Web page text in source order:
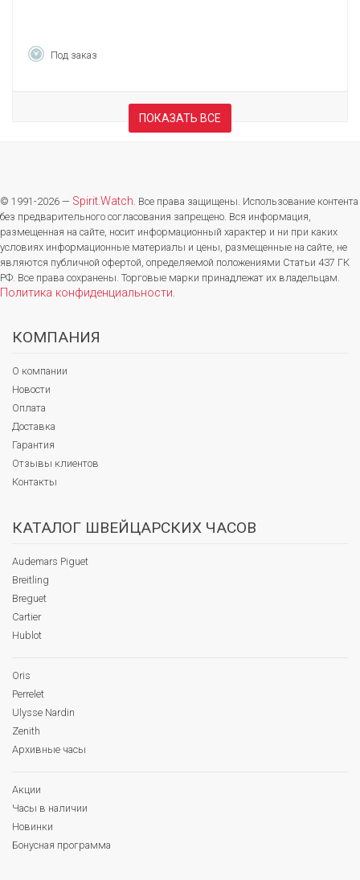
Под заказ
ПОКАЗАТЬ ВСЕ
© 1991-2026 — Spirit.Watch. Все права защищены. Использование контента
без предварительного согласования запрещено. Вся информация,
размещенная на сайте, носит информационный характер и ни при каких
условиях информационные материалы и цены, размещенные на сайте, не
являются публичной офертой, определяемой положениями Статьи 437 ГК
РФ. Все права сохранены. Торговые марки принадлежат их владельцам.
Политика конфиденциальности.
КОМПАНИЯ
О компании
Новости
Оплата
Доставка
Гарантия
Отзывы клиентов
Контакты
КАТАЛОГ ШВЕЙЦАРСКИХ ЧАСОВ
Audemars Piguet
Breitling
Breguet
Cartier
Hublot
Oris
Perrelet
Ulysse Nardin
Zenith
Архивные часы
Акции
Часы в наличии
Новинки
Бонусная программа